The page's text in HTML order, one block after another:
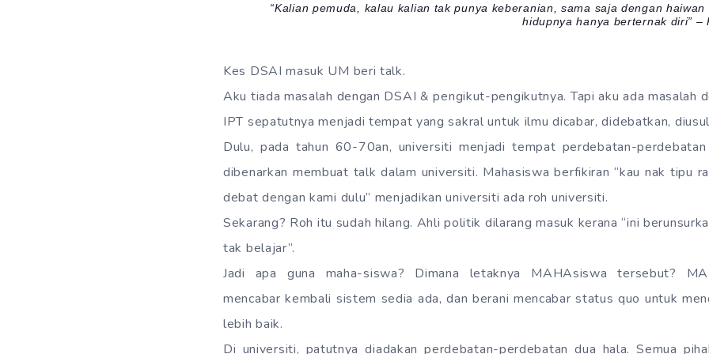
“Kalian pemuda, kalau kalian tak punya keberanian, sama saja dengan
hidupnya hanya berternak diri” –
Kes DSAI masuk UM beri talk.
Aku tiada masalah dengan DSAI & pengikut-pengikutnya. Tapi aku ada masalah
IPT sepatutnya menjadi tempat yang sakral untuk ilmu dicabar, didebatkan,
Dulu, pada tahun 60-70an, universiti menjadi tempat perdebatan-
dibenarkan membuat talk dalam universiti. Mahasiswa berfikiran “kau nak tipu
debat dengan kami dulu” menjadikan universiti ada roh universiti.
Sekarang? Roh itu sudah hilang. Ahli politik dilarang masuk kerana “ini
tak belajar”.
Jadi apa guna maha-siswa? Dimana letaknya MAHAsiswa tersebut?
mencabar kembali sistem sedia ada, dan berani mencabar status quo untuk
lebih baik.
Di universiti, patutnya diadakan perdebatan-perdebatan dua hala. Semua